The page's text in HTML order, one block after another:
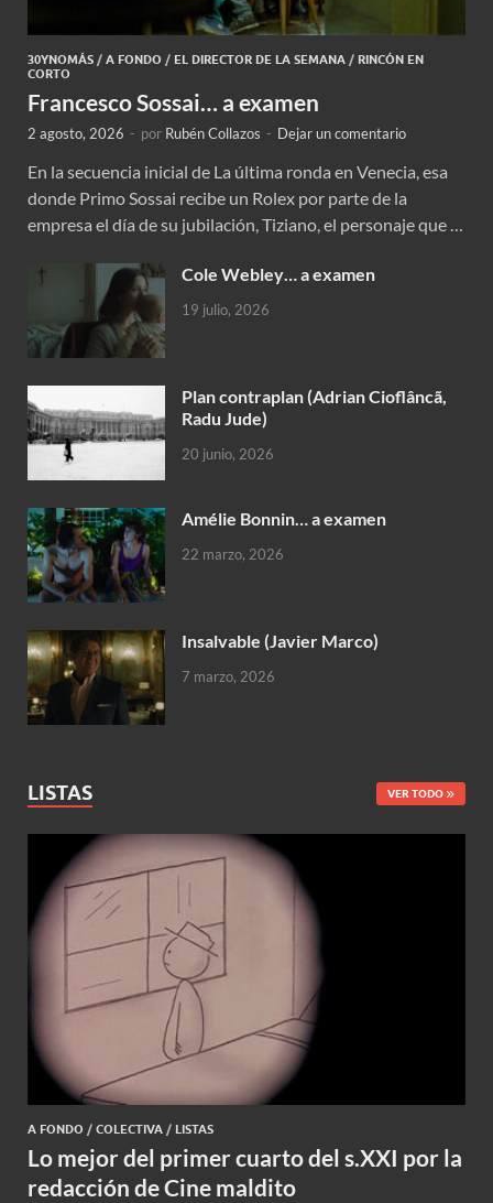
30YNOMÁS / A FONDO / EL DIRECTOR DE LA SEMANA / RINCÓN EN
CORTO
Francesco Sossai… a examen
2 agosto, 2026 - por Rubén Collazos - Dejar un comentario
En la secuencia inicial de La última ronda en Venecia, esa
donde Primo Sossai recibe un Rolex por parte de la
empresa el día de su jubilación, Tiziano, el personaje que …
Cole Webley… a examen
19 julio, 2026
Plan contraplan (Adrian Cioflâncã,
Radu Jude)
20 junio, 2026
Amélie Bonnin… a examen
22 marzo, 2026
Insalvable (Javier Marco)
7 marzo, 2026
LISTAS VER TODO
A FONDO / COLECTIVA / LISTAS
Lo mejor del primer cuarto del s.XXI por la
redacción de Cine maldito